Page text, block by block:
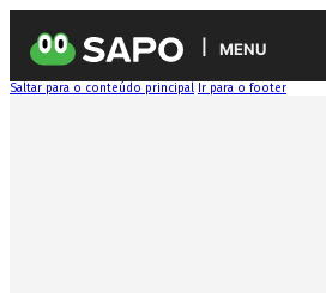
MENU
Saltar para o conteúdo principal Ir para o footer